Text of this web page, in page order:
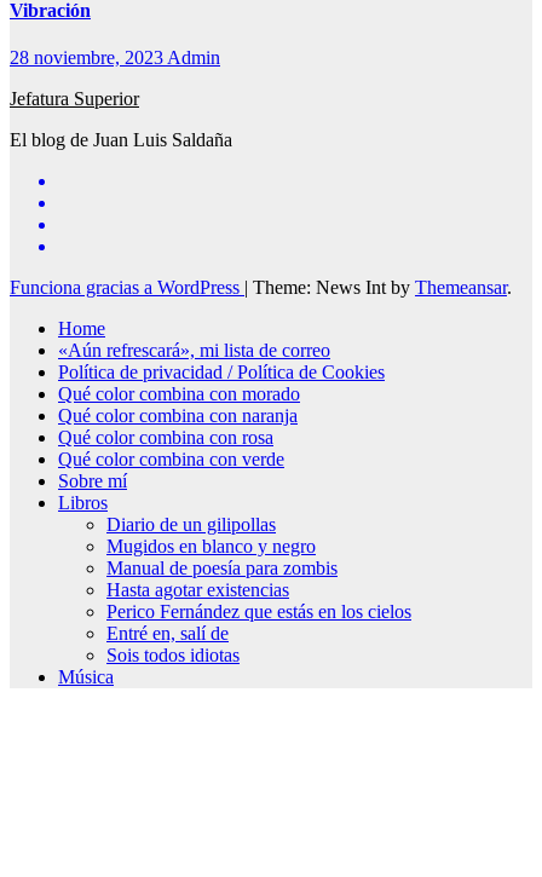
Vibración
28 noviembre, 2023 Admin
Jefatura Superior
El blog de Juan Luis Saldaña
Funciona gracias a WordPress | Theme: News Int by Themeansar.
Home
«Aún refrescará», mi lista de correo
Política de privacidad / Política de Cookies
Qué color combina con morado
Qué color combina con naranja
Qué color combina con rosa
Qué color combina con verde
Sobre mí
Libros
Diario de un gilipollas
Mugidos en blanco y negro
Manual de poesía para zombis
Hasta agotar existencias
Perico Fernández que estás en los cielos
Entré en, salí de
Sois todos idiotas
Música